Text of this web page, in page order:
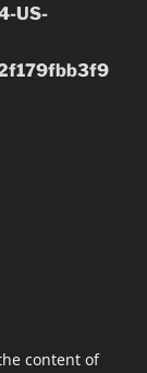
US-
content of